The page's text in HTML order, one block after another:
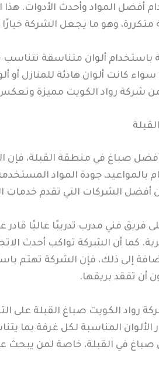
أفضل المواد وأحدث الأدوات.
متكررة، وهو ما يجعل الشركة
باستخدام ألوان متناسقة
سواء كانت ألوان هادئة للمنازل
من شركة رواد الكويت مميزة
صباغ في منطقة القبلة، فإن
بالمواعيد، جودة المواد
أفضل الشركات التي تقدم خدمات
فريق فني مدرب تدريبًا عاليًا قادر
كما أن الشركة تواكب أحدث
إلى ذلك، فإن الشركة تهتم
أن تفقد بريقها.
رواد الكويت صباغ القبلة على
الألوان المناسبة لكل غرفة
في القبلة، خاصة لمن